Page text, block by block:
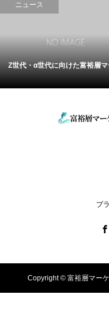
ニュース
Z世代・α世代に向けた富裕層マ
プ
Copyright © 富裕層マー